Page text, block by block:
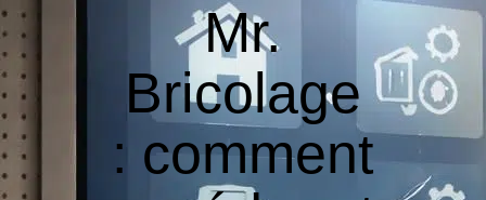
Mr.
Bricolage
: comment